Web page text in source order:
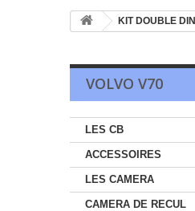
KIT DOUBLE DIN
VOLVO V70
LES CB
ACCESSOIRES
LES CAMERA
CAMERA DE RECUL